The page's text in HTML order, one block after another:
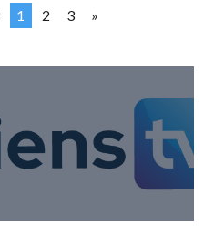
1 2 3 »